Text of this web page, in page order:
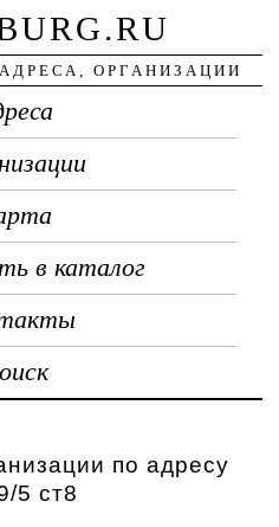
ОРГАНИЗАЦИИ
в каталог
по адресу
5 ст8